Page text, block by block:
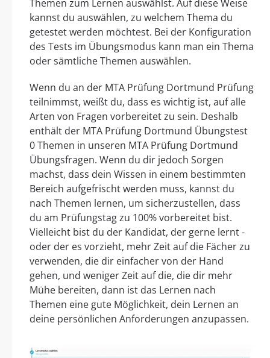
Themen zum Lernen auswählst. Auf diese Weise
kannst du auswählen, zu welchem Thema du
getestet werden möchtest. Bei der Konfiguration
des Tests im Übungsmodus kann man ein Thema
oder sämtliche Themen auswählen.
Wenn du an der MTA Prüfung Dortmund Prüfung
teilnimmst, weißt du, dass es wichtig ist, auf alle
Arten von Fragen vorbereitet zu sein. Deshalb
enthält der MTA Prüfung Dortmund Übungstest
0 Themen in unseren MTA Prüfung Dortmund
Übungsfragen. Wenn du dir jedoch Sorgen
machst, dass dein Wissen in einem bestimmten
Bereich aufgefrischt werden muss, kannst du
nach Themen lernen, um sicherzustellen, dass
du am Prüfungstag zu 100% vorbereitet bist.
Vielleicht bist du der Kandidat, der gerne lernt -
oder der es vorzieht, mehr Zeit auf die Fächer zu
verwenden, die dir einfacher von der Hand
gehen, und weniger Zeit auf die, die dir mehr
Mühe bereiten, dann ist das Lernen nach
Themen eine gute Möglichkeit, dein Lernen an
deine persönlichen Anforderungen anzupassen.